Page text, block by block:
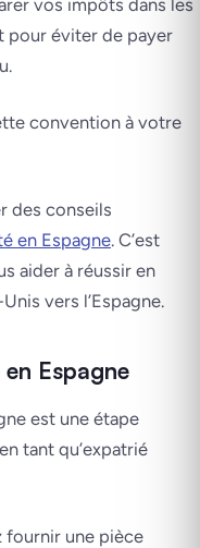
pour éviter de payer
convention à votre
des conseils
en Espagne. C’est
aider à réussir en
vers l’Espagne.
Espagne
est une étape
tant qu’expatrié
fournir une pièce